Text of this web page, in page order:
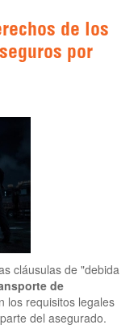
de los
por
cláusulas de "debida
de
los requisitos legales
del asegurado.